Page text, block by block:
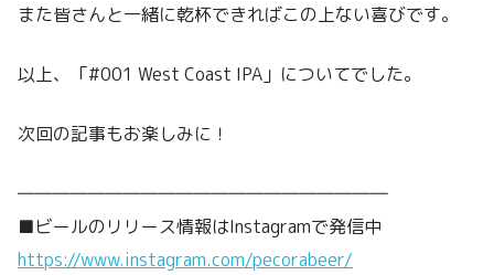
また皆さんと一緒に乾杯できればこの上ない喜びです。
以上、「#001 West Coast IPA」についてでした。
次回の記事もお楽しみに！
―――――――――――――――――――――
■ビールのリリース情報はInstagramで発信中
https://www.instagram.com/pecorabeer/